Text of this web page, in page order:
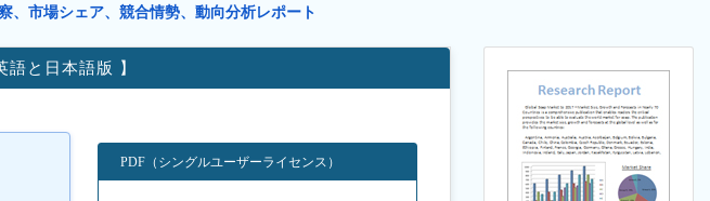
、市場シェア、競合情勢、動向分析レポート
と日本語版 】
PDF（シングルユーザーライセンス）